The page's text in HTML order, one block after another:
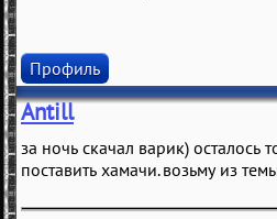
Профиль
Antill
за ночь скачал варик) осталось
поставить хамачи. возьму из